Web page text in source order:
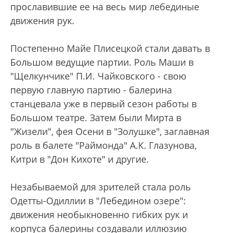
прославившие ее на весь мир лебединые
движения рук.
Постепенно Майе Плисецкой стали давать в
Большом ведущие партии. Роль Маши в
"Щелкунчике" П.И. Чайковского - свою
первую главную партию - балерина
станцевала уже в первый сезон работы в
Большом театре. Затем были Мирта в
"Жизели", фея Осени в "Золушке", заглавная
роль в балете "Раймонда" А.К. Глазунова,
Китри в "Дон Кихоте" и другие.
Незабываемой для зрителей стала роль
Одетты-Одиллии в "Лебедином озере":
движения необыкновенно гибких рук и
корпуса балерины создавали иллюзию